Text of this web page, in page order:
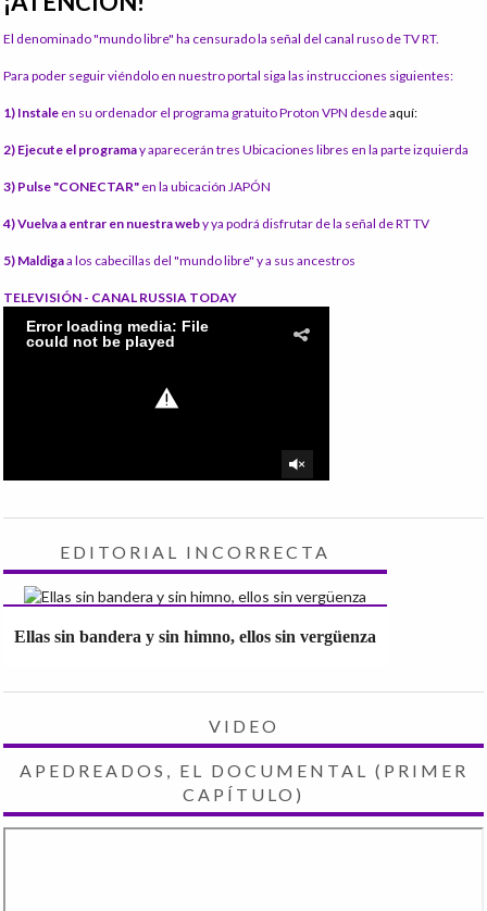
El denominado "mundo libre" ha censurado la señal del canal ruso de TV RT.
Para poder seguir viéndolo en nuestro portal siga las instrucciones siguientes:
1) Instale en su ordenador el programa gratuito Proton VPN desdeaquí:
2) Ejecute el programay aparecerán tres Ubicaciones libres en la parte izquierda
3) Pulse "CONECTAR" en la ubicación JAPÓN
4) Vuelva a entrar en nuestra weby ya podrá disfrutar de la señal de RT TV
5) Maldigaa los cabecillas del "mundo libre" y a sus ancestros
TELEVISIÓN - CANAL RUSSIA TODAY
EDITORIAL INCORRECTA
Ellas sin bandera y sin himno, ellos sin vergüenza
VIDEO
APEDREADOS, EL DOCUMENTAL (PRIMER
CAPÍTULO)